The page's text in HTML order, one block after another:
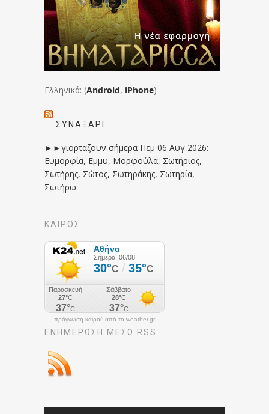
Ελληνικά: (Android, iPhone)
ΣΥΝΑΞΆΡΙ
►►γιορτάζουν σήμερα Πεμ 06 Αυγ 2026:
Ευμορφία, Εμμυ, Μορφούλα, Σωτήριος,
Σωτήρης, Σώτος, Σωτηράκης, Σωτηρία,
Σωτήρω
ΚΑΙΡΟΣ
πρόγνωση καιρού από το weather.gr
ΕΝΗΜΈΡΩΣΉ ΜΕΣΩ RSS